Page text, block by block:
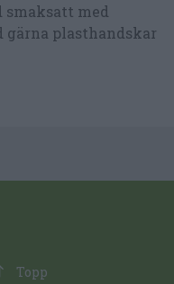
med
plasthandskar
Topp